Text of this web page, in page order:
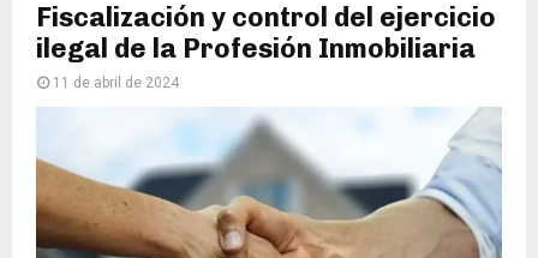
Fiscalización y control del ejercicio
ilegal de la Profesión Inmobiliaria
11 de abril de 2024